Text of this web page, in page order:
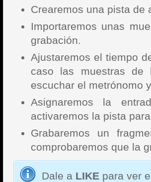
Crearemos una pista de
Importaremos unas
grabación.
Ajustaremos el tiempo
caso las muestras de
escuchar el metrónomo
Asignaremos la
activaremos la pista
Grabaremos un
comprobaremos que la
Dale a LIKE para ver